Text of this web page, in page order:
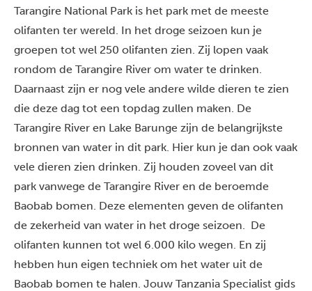
Tarangire National Park is het park met de meeste
olifanten ter wereld. In het droge seizoen kun je
groepen tot wel 250 olifanten zien. Zij lopen vaak
rondom de Tarangire River om water te drinken.
Daarnaast zijn er nog vele andere wilde dieren te zien
die deze dag tot een topdag zullen maken. De
Tarangire River en Lake Barunge zijn de belangrijkste
bronnen van water in dit park. Hier kun je dan ook vaak
vele dieren zien drinken. Zij houden zoveel van dit
park vanwege de Tarangire River en de beroemde
Baobab bomen. Deze elementen geven de olifanten
de zekerheid van water in het droge seizoen. De
olifanten kunnen tot wel 6.000 kilo wegen. En zij
hebben hun eigen techniek om het water uit de
Baobab bomen te halen. Jouw Tanzania Specialist gids